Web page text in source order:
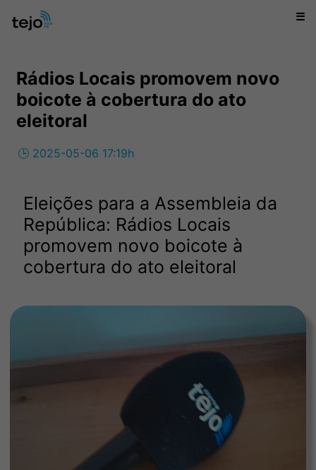
☰
Rádios Locais promovem novo
boicote à cobertura do ato
eleitoral
🕒 2025-05-06 17:19h
Eleições para a Assembleia da
República: Rádios Locais
promovem novo boicote à
cobertura do ato eleitoral